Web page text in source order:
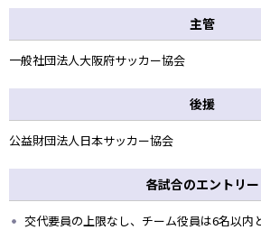
主管
一般社団法人大阪府サッカー協会
後援
公益財団法人日本サッカー協会
各試合のエントリー
交代要員の上限なし、チーム役員は6名以内